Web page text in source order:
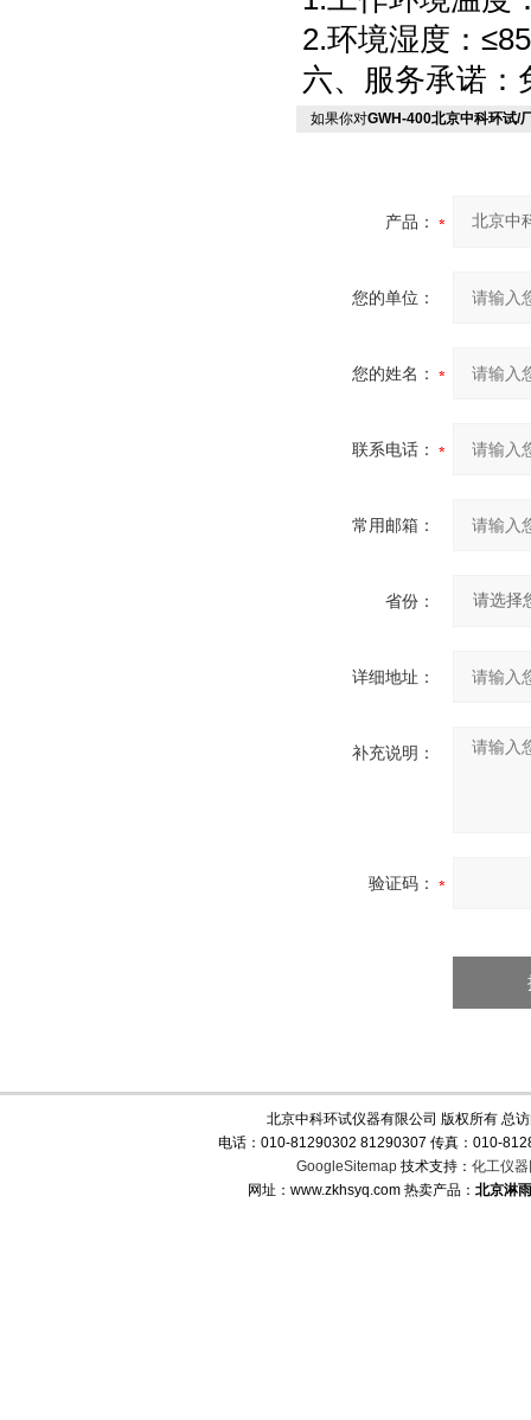
2.环境湿度：
六、服务承诺：
如果你对GWH-400北京中科环试/
产品：
您的单位：
您的姓名：
联系电话：
常用邮箱：
省份：
详细地址：
补充说明：
验证码：
北京中科环试仪器有限公司 版权所有 总
电话：010-81290302 81290307 传真：010-
GoogleSitemap技术支持： 化工仪器
网址：www.zkhsyq.com 热卖产品： 北京淋